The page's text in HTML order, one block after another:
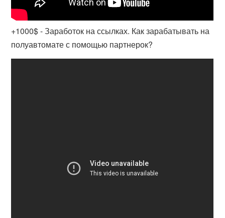
+1000$ - Заработок на ссылках. Как зарабатывать на
полуавтомате с помощью партнерок?